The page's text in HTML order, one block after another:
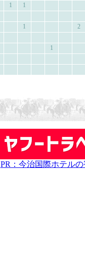
1
1
1
2
1
PR：今治国際ホテル